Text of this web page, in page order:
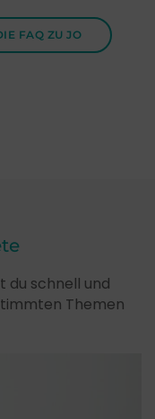
FAQ ZU JO
schnell und
Themen